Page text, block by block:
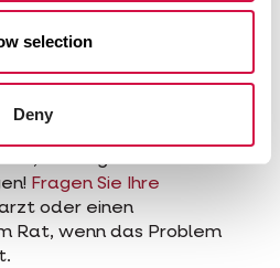
selection
Deny
Aufmerksamkeit von ihrem
möchten, werden dann
Fragen Sie Ihre
oder einen
Rat, wenn das Problem